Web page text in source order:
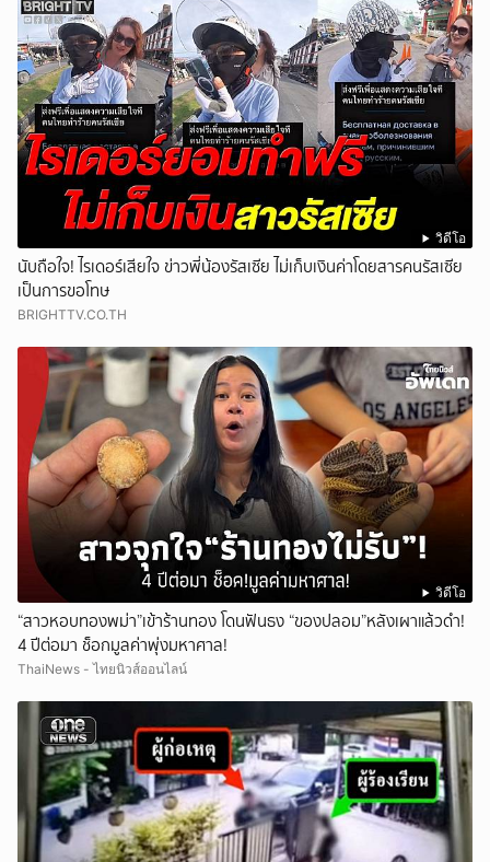
วิดีโอ
นับถือใจ! ไรเดอร์เสียใจ ข่าวพี่น้องรัสเซีย ไม่เก็บเงินค่าโดยสารคนรัสเซีย
เป็นการขอโทษ
BRIGHTTV.CO.TH
วิดีโอ
“สาวหอบทองพม่า”เข้าร้านทอง โดนฟันธง “ของปลอม”หลังเผาแล้วดำ!
4 ปีต่อมา ช็อกมูลค่าพุ่งมหาศาล!
ThaiNews - ไทยนิวส์ออนไลน์